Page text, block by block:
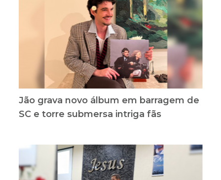
Jão grava novo álbum em barragem de
SC e torre submersa intriga fãs